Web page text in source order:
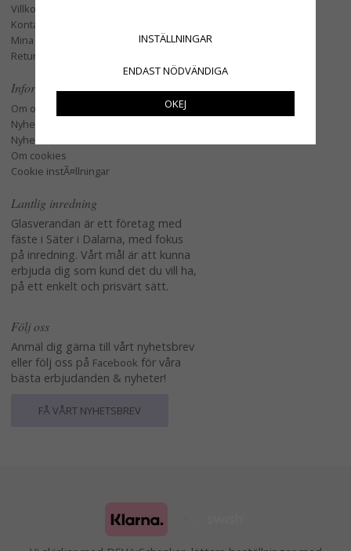
Villkor
Kontakta oss
Mina favoriter
Retur och Reklamation
Information
Om oss
Nyheter
Nyhetsbrev
Om cookies
Cookie instÃ¤llningar
Lantlig inredning
Glasverandan är ett företag med
fäste i Säter i Dalarna, med fokus
på inredning. Vårt mål är att kunna
erbjuda dig som kund det du vill ha,
på ett enkelt och prisvärt sätt.
Följ oss
Anmäl dig gärna till vårt nyhetsbrev
eller följ oss på Facebook för våra
bästa erbjudanden & nyheter!
FÅ VÅRT NYHETSBREV
INSTÄLLNINGAR
ENDAST NÖDVÄNDIGA
OKEJ